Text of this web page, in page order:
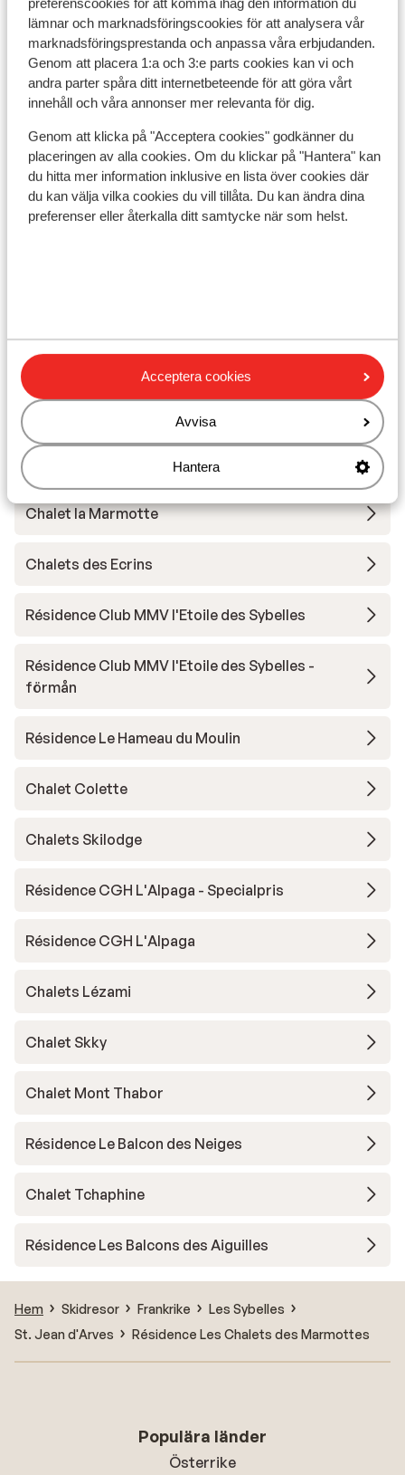
preferenscookies för att komma ihåg den information du
lämnar och marknadsföringscookies för att analysera vår
marknadsföringsprestanda och anpassa våra erbjudanden.
Genom att placera 1:a och 3:e parts cookies kan vi och
andra parter spåra ditt internetbeteende för att göra vårt
innehåll och våra annonser mer relevanta för dig.
Genom att klicka på "Acceptera cookies" godkänner du
placeringen av alla cookies. Om du klickar på "Hantera" kan
du hitta mer information inklusive en lista över cookies där
du kan välja vilka cookies du vill tillåta. Du kan ändra dina
preferenser eller återkalla ditt samtycke när som helst.
Acceptera cookies
Avvisa
Hantera
I området
Avstånd till centrum: ca 50 m
Avstånd till pist ca 100 m
Avstånd till skidskola ca 50 m
Närmaste butiker ca 50 m
Närmaste kiosk ca 300 m
Närmaste restaurang ca 100 m
Skidskola
Utrustning
Andra boenden i Les Sybelles
Chalet la Marmotte
Chalets des Ecrins
Résidence Club MMV l'Etoile des Sybelles
Résidence Club MMV l'Etoile des Sybelles -
förmån
Résidence Le Hameau du Moulin
Chalet Colette
Chalets Skilodge
Résidence CGH L'Alpaga - Specialpris
Résidence CGH L'Alpaga
Chalets Lézami
Chalet Skky
Chalet Mont Thabor
Résidence Le Balcon des Neiges
Chalet Tchaphine
Résidence Les Balcons des Aiguilles
Hem Skidresor Frankrike
Les Sybelles
St. Jean d'Arves
Résidence Les Chalets des Marmottes
Populära länder
Österrike